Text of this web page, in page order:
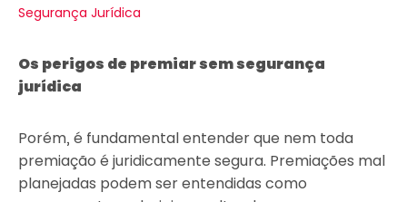
Segurança Jurídica
Os perigos de premiar sem segurança
jurídica
Porém, é fundamental entender que nem toda
premiação é juridicamente segura. Premiações mal
planejadas podem ser entendidas como